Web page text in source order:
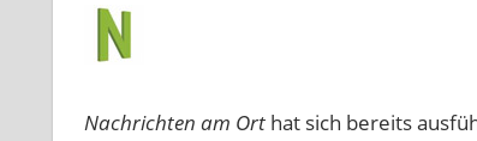
Nachrichten am Orthat sich bereits